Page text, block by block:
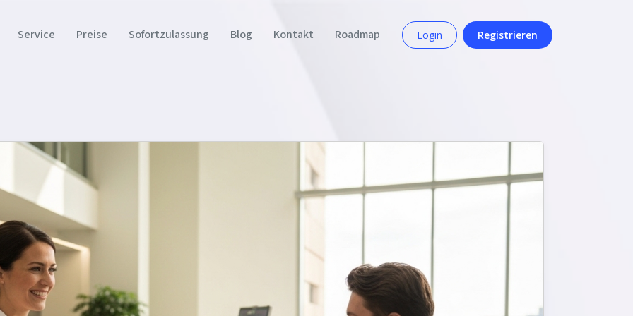
Service Preise Sofortzulassung Blog Kontakt Roadmap Login Registrieren